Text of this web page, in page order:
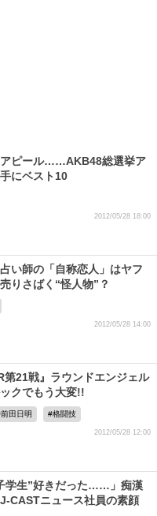
アピール……AKB48総選挙ア
にベスト10
2012/05/28 18:00
い師の「自称恋人」はヤフ
りさばく“怪人物”？
2012/05/28 14:00
第21戦』ラウンドエンジェル
クでもう大変!!
前田日明 格闘技
2012/05/28 12:00
学生”好きだった……」痴漢
CASTニュース社員の素顔